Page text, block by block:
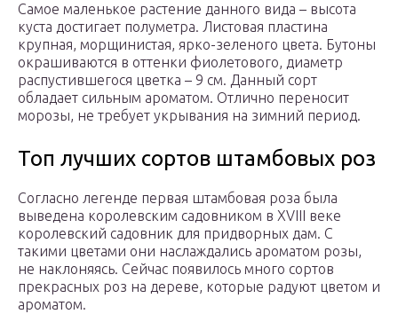
Самое маленькое растение данного вида – высота
куста достигает полуметра. Листовая пластина
крупная, морщинистая, ярко-зеленого цвета. Бутоны
окрашиваются в оттенки фиолетового, диаметр
распустившегося цветка – 9 см. Данный сорт
обладает сильным ароматом. Отлично переносит
морозы, не требует укрывания на зимний период.
Топ лучших сортов штамбовых роз
Согласно легенде первая штамбовая роза была
выведена королевским садовником в XVIII веке
королевский садовник для придворных дам. С
такими цветами они наслаждались ароматом розы,
не наклоняясь. Сейчас появилось много сортов
прекрасных роз на дереве, которые радуют цветом и
ароматом.